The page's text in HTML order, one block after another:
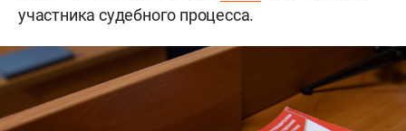
участника судебного процесса.